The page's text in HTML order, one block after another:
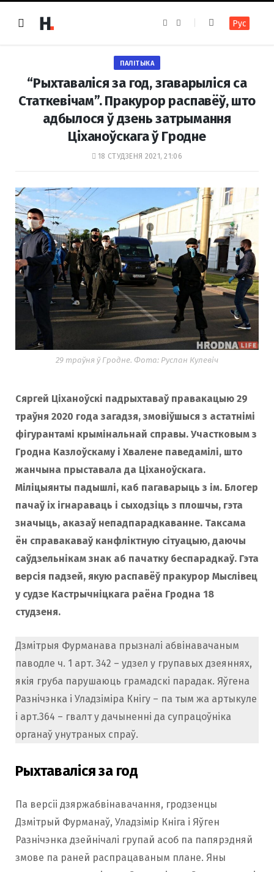
e
k
t
a
m
Рус
ПАЛІТЫКА
“Рыхтаваліся за год, згаварыліся са
Статкевічам”. Пракурор распавёў, што
адбылося ў дзень затрымання
Ціханоўскага ў Гродне
18 СТУДЗЕНЯ 2021, 21:06
29 траўня ў Гродне. Фота: Руслан Кулевіч
Сяргей Ціханоўскі падрыхтаваў правакацыю 29
траўня 2020 года загадзя, змовіўшыся з астатнімі
фігурантамі крымінальнай справы. Участковым з
Гродна Казлоўскаму і Хвалене паведамілі, што
жанчына прыставала да Ціханоўскага.
Міліцыянты падышлі, каб пагаварыць з ім. Блогер
пачаў іх ігнараваць і сыходзіць з плошчы, гэта
значыць, аказаў непадпарадкаванне. Таксама
ён справакаваў канфліктную сітуацыю, даючы
саўдзельнікам знак аб пачатку беспарадкаў. Гэта
версія падзей, якую распавёў пракурор Мыслівец
у судзе Кастрычніцкага раёна Гродна 18
студзеня.
Дзмітрыя Фурманава прызналі абвінавачаным
паводле ч. 1 арт. 342 – удзел у групавых дзеяннях,
якія груба парушаюць грамадскі парадак. Яўгена
Разнічэнка і Уладзіміра Кнігу – па тым жа артыкуле
і арт.364 – гвалт у дачыненні да супрацоўніка
органаў унутраных спраў.
Рыхтаваліся за год
Па версіі дзяржабвінавачання, гродзенцы
Дзмітрый Фурманаў, Уладзімір Кніга і Яўген
Разнічэнка дзейнічалі групай асоб па папярэдняй
змове па раней распрацаваным плане. Яны